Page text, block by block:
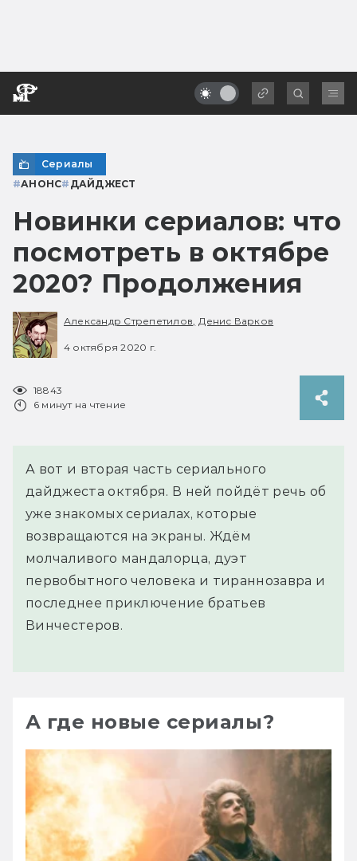
Сериалы
#АНОНС# ДАЙДЖЕСТ
Новинки сериалов: что
посмотреть в октябре
2020? Продолжения
Александр Стрепетилов, Денис Варков
4 октября 2020 г.
18843
6 минут на чтение
А вот и вторая часть сериального
дайджеста октября. В ней пойдёт речь об
уже знакомых сериалах, которые
возвращаются на экраны. Ждём
молчаливого мандалорца, дуэт
первобытного человека и тираннозавра и
последнее приключение братьев
Винчестеров.
А где новые сериалы?